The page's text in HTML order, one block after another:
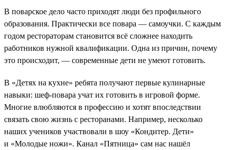
В поварское дело часто приходят люди без профильного
образования. Практически все повара — самоучки. С каждым
годом рестораторам становится всё сложнее находить
работников нужной квалификации. Одна из причин, почему
это происходит, — современные дети не умеют готовить.
В «Детях на кухне» ребята получают первые кулинарные
навыки: шеф-повара учат их готовить в игровой форме.
Многие влюбляются в профессию и хотят впоследствии
связать свою жизнь с ресторанами. Например, несколько
наших учеников участвовали в шоу «Кондитер. Дети»
и «Молодые ножи». Канал «Пятница» сам нас нашёл